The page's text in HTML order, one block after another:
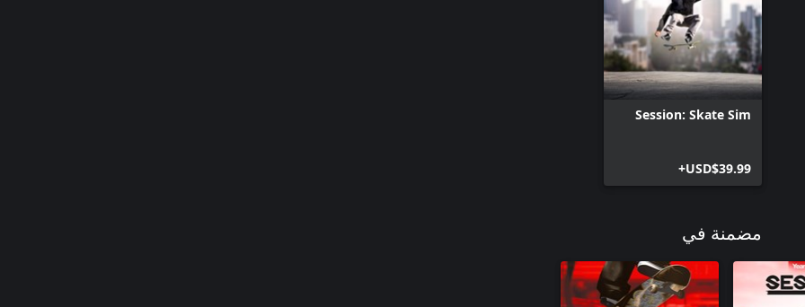
Session: Skate Sim
USD$39.99+
مضمنة في